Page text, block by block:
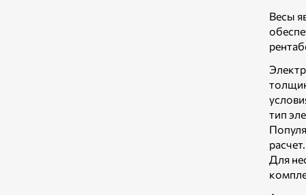
Весы
тип
расчет.
Для